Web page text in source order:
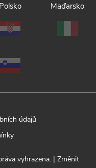
Polsko Maďarsko
údajů
vyhrazena. | Změnit